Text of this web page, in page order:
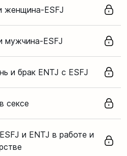
женщина-ESFJ
мужчина-ESFJ
и брак ENTJ с ESFJ
сексе
и ENTJ в работе и